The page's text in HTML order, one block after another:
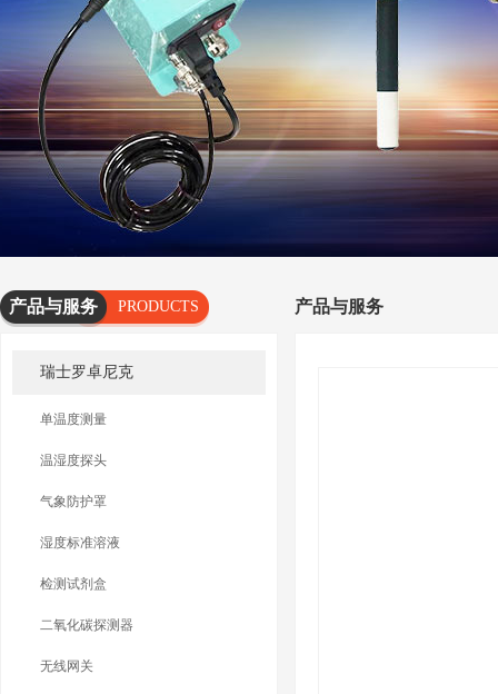
产品与服务
PRODUCTS
SERVICES
瑞士罗卓尼克
单温度测量
温湿度探头
气象防护罩
湿度标准溶液
检测试剂盒
二氧化碳探测器
无线网关
产品与服务